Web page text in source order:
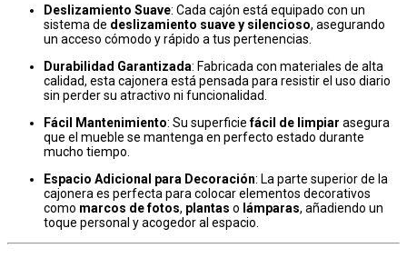
Deslizamiento Suave: Cada cajón está equipado con un
sistema de deslizamiento suave y silencioso, asegurando
un acceso cómodo y rápido a tus pertenencias.
Durabilidad Garantizada: Fabricada con materiales de alta
calidad, esta cajonera está pensada para resistir el uso diario
sin perder su atractivo ni funcionalidad.
Fácil Mantenimiento: Su superficiefácil de limpiar asegura
que el mueble se mantenga en perfecto estado durante
mucho tiempo.
Espacio Adicional para Decoración: La parte superior de la
cajonera es perfecta para colocar elementos decorativos
como marcos de fotos, plantas o lámparas, añadiendo un
toque personal y acogedor al espacio.